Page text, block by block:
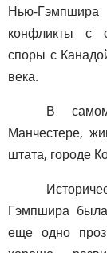
Нью-
конфликты с
споры с
века.
В
Манчестере,
штата, городе
Гэмпшира
еще одно